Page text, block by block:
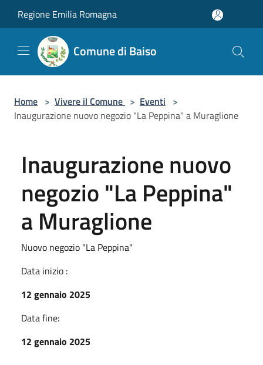
Regione Emilia Romagna
Comune di Baiso
Home > Vivere il Comune > Eventi >
Inaugurazione nuovo negozio "La Peppina" a Muraglione
Inaugurazione nuovo
negozio "La Peppina"
a Muraglione
Nuovo negozio "La Peppina"
Data inizio :
12 gennaio 2025
Data fine:
12 gennaio 2025